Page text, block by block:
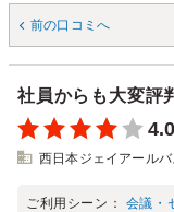
前の口コミへ
社員からも大変評
4.0
西日本ジェイアール
ご利用シーン： 会議・